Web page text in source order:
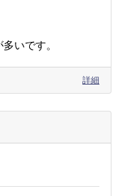
いです。
詳細